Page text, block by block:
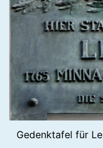
Gedenktafel für